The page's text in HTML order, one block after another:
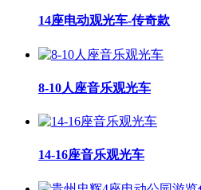
14座电动观光车-传奇款
8-10人座音乐观光车
14-16座音乐观光车